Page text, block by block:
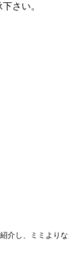
さい。
介し、ミミよりな